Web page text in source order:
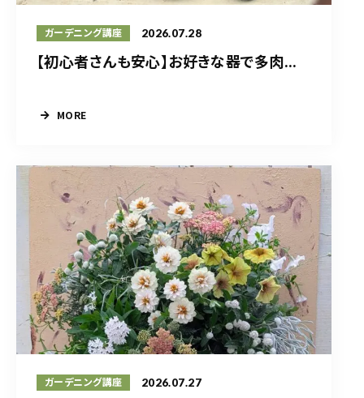
ガーデニング講座 2026.07.28
【初心者さんも安心】お好きな器で多肉...
MORE
ガーデニング講座 2026.07.27